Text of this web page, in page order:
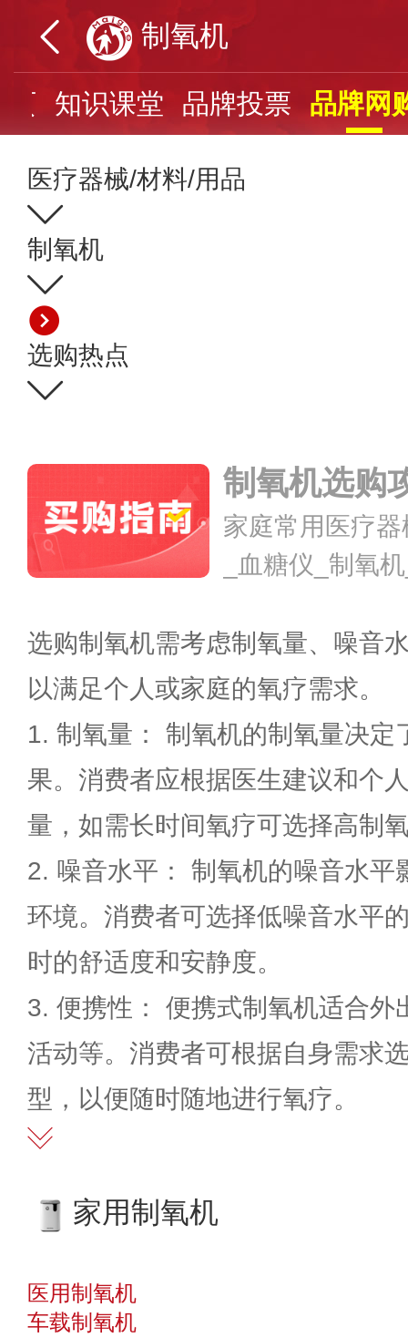
制氧机
页 知识课堂 品牌投票 品牌网
医疗器械/材料/用品
制氧机
选购热点
制氧机选购
家庭常用医疗
_血糖仪_制氧
选购制氧机需考虑制氧量、噪音
以满足个人或家庭的氧疗需求。
1. 制氧量： 制氧机的制氧量决定
果。消费者应根据医生建议和个
量，如需长时间氧疗可选择高制
2. 噪音水平： 制氧机的噪音水平
环境。消费者可选择低噪音水平
时的舒适度和安静度。
3. 便携性： 便携式制氧机适合外
活动等。消费者可根据自身需求
型，以便随时随地进行氧疗。
家用制氧机
医用制氧机
车载制氧机